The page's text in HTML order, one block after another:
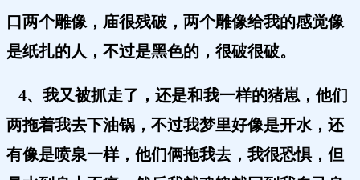
口两个雕像，庙很残破，两个雕像给我的感觉像
是纸扎的人，不过是黑色的，很破很破。
4、我又被抓走了，还是和我一样的猪崽，他们
两拖着我去下油锅，不过我梦里好像是开水，还
有像是喷泉一样，他们俩拖我去，我很恐惧，但